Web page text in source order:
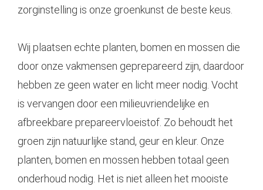
zorginstelling is onze groenkunst de beste keus.
Wij plaatsen echte planten, bomen en mossen die
door onze vakmensen geprepareerd zijn, daardoor
hebben ze geen water en licht meer nodig. Vocht
is vervangen door een milieuvriendelijke en
afbreekbare prepareervloeistof. Zo behoudt het
groen zijn natuurlijke stand, geur en kleur. Onze
planten, bomen en mossen hebben totaal geen
onderhoud nodig. Het is niet alleen het mooiste